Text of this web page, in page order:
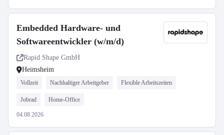
Embedded Hardware- und
Softwareentwickler (w/m/d)
Rapid Shape GmbH
Heimsheim
Vollzeit Nachhaltiger Arbeitgeber Flexible Arbeitszeiten
Jobrad Home-Office
04.08.2026